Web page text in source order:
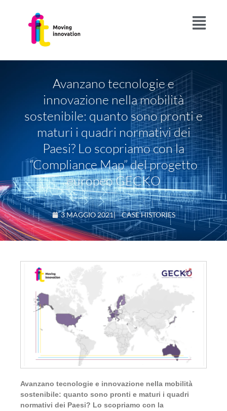
Avanzano tecnologie e
innovazione nella mobilità
sostenibile: quanto sono pronti e
maturi i quadri normativi dei
Paesi? Lo scopriamo con la
“Compliance Map” del progetto
europeo GECKO
3 MAGGIO 2021|CASE HISTORIES
Avanzano tecnologie e innovazione nella mobilità
sostenibile: quanto sono pronti e maturi i quadri
normativi dei Paesi? Lo scopriamo con la